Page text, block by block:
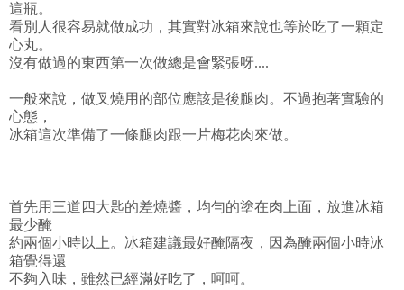
這瓶。
看別人很容易就做成功，其實對冰箱來說也等於吃了一顆定
心丸。
沒有做過的東西第一次做總是會緊張呀....
一般來說，做叉燒用的部位應該是後腿肉。不過抱著實驗的
心態，
冰箱這次準備了一條腿肉跟一片梅花肉來做。
首先用三道四大匙的差燒醬，均勻的塗在肉上面，放進冰箱
最少醃
約兩個小時以上。冰箱建議最好醃隔夜，因為醃兩個小時冰
箱覺得還
不夠入味，雖然已經滿好吃了，呵呵。